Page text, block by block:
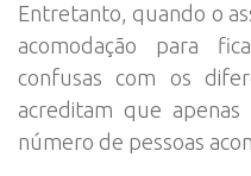
Entretanto, quando o
acomodação para
confusas com os
acreditam que
número de pessoas